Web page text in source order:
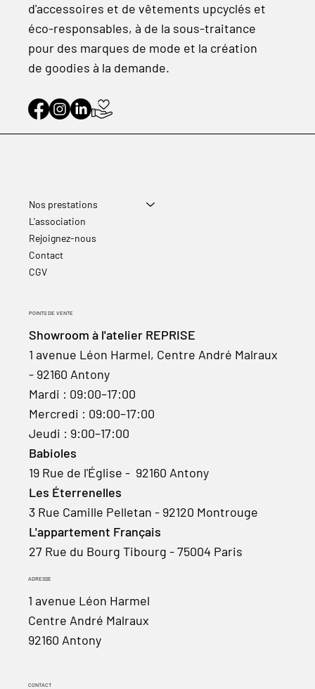
ADRESSE
1 avenue Léon Harmel
Centre André Malraux
92160 Antony
CONTACT
d'accessoires et de vêtements upcyclés et
éco-responsables, à de la sous-traitance
pour des marques de mode et la création
de goodies à la demande.
POINTS DE VENTE
Showroom à l'atelier REPRISE
1 avenue Léon Harmel, Centre André Malraux
- 92160 Antony
Mardi : 09:00–17:00
Mercredi : 09:00–17:00
Jeudi : 9:00–17:00
Babioles
19 Rue de l'Église - 92160 Antony
Les Éterrenelles
3 Rue Camille Pelletan - 92120 Montrouge
L'appartement Français
27 Rue du Bourg Tibourg - 75004 Paris
Nos prestations
L'association
Rejoignez-nous
Contact
CGV